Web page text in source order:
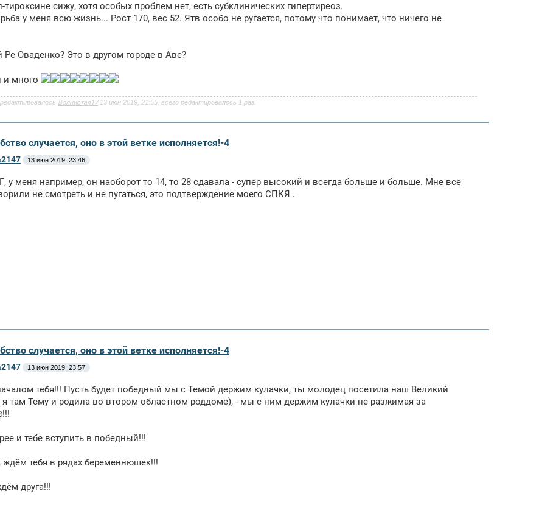
тироксине сижу, хотя особых проблем нет, есть субклинических гипертиреоз.
у меня всю жизнь... Рост 170, вес 52. Ятв особо не ругается, потому что понимает, что ничего не
Ре Оваденко? Это в другом городе в Аве?
и много
Волнистая1713 июн 2019, 21:55, всего редактировалось 1 раз.
случается, оно в этой ветке исполняется!-4
13 июн 2019, 23:46
у меня например, он наоборот то 14, то 28 сдавала - супер высокий и всегда больше и больше. Мне все
не смотреть и не пугаться, это подтверждение моего СПКЯ .
случается, оно в этой ветке исполняется!-4
13 июн 2019, 23:57
тебя!!! Пусть будет победный мы с Темой держим кулачки, ты молодец посетила наш Великий
я там Тему и родила во втором областном роддоме), - мы с ним держим кулачки не разжимая за
и тебе вступить в победный!!!
ждём тебя в рядах беременнюшек!!!
друга!!!